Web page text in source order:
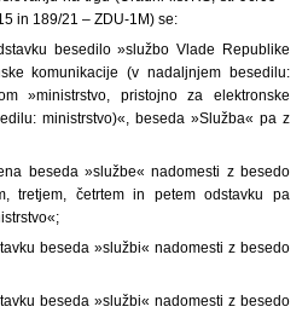
in 189/21 – ZDU-1M) se:
besedilo »službo Vlade Republike
komunikacije (v nadaljnjem besedilu:
»ministrstvo, pristojno za elektronske
ministrstvo)«, beseda »Služba« pa z
beseda »službe« nadomesti z besedo
tretjem, četrtem in petem odstavku pa
beseda »službi« nadomesti z besedo
beseda »službi« nadomesti z besedo